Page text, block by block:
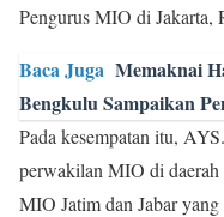
Pengurus MIO di Jakarta,
Baca Juga Memaknai
Bengkulu Sampaikan
Pada kesempatan itu,
perwakilan MIO di
MIO Jatim dan Jabar